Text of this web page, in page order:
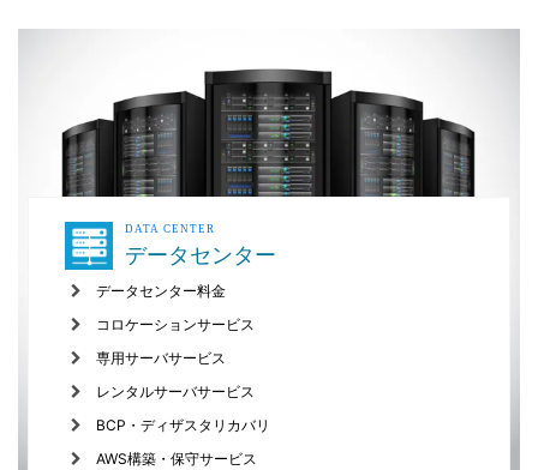
DATA CENTER
データセンター
データセンター料金
コロケーションサービス
専用サーバサービス
レンタルサーバサービス
BCP・ディザスタリカバリ
AWS構築・保守サービス